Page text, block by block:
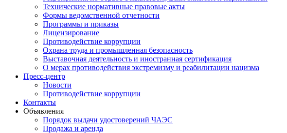
Технические нормативные правовые акты
Формы ведомственной отчетности
Программы и приказы
Лицензирование
Противодействие коррупции
Охрана труда и промышленная безопасность
Выставочная деятельность и иностранная сертификация
О мерах противодействия экстремизму и реабилитации нацизма
Пресс-центр
Новости
Противодействие коррупции
Контакты
Объявления
Порядок выдачи удостоверений ЧАЭС
Продажа и аренда